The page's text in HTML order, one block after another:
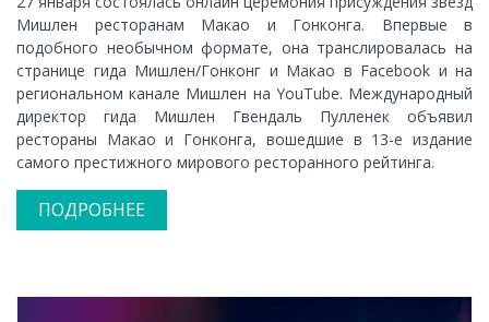
Мишлен ресторанам Макао и Гонконга. Впервые в
подобного необычном формате, она транслировалась на
странице гида Мишлен/Гонконг и Макао в Facebook и на
региональном канале Мишлен на YouTube. Международный
директор гида Мишлен Гвендаль Пулленек объявил
рестораны Макао и Гонконга, вошедшие в 13-е издание
самого престижного мирового ресторанного рейтинга.
ПОДРОБНЕЕ